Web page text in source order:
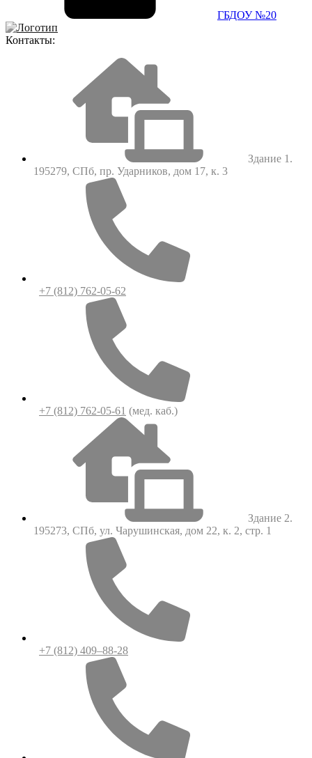
ГБДОУ №20
Контакты:
Здание 1.
195279, СПб, пр. Ударников, дом 17, к. 3
+7 (812) 762-05-62
+7 (812) 762-05-61 (мед. каб.)
Здание 2.
195273, СПб, ул. Чарушинская, дом 22, к. 2, стр. 1
+7 (812) 409–88-28